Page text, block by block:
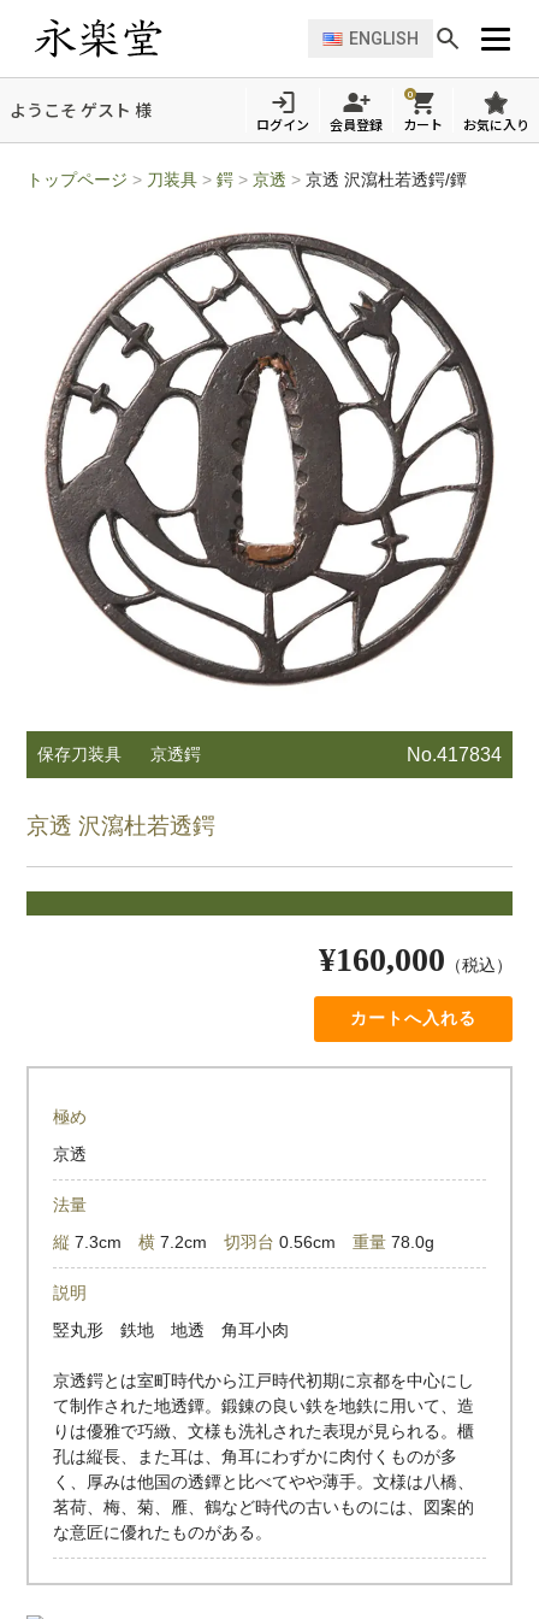
ENGLISH
ようこそ ゲスト 様
ログイン 会員登録
0
カート お気に入り
トップページ > 刀装具 >鍔 >京透 >京透 沢瀉杜若透鍔/鐔
保存刀装具 京透鍔 No.417834
京透 沢瀉杜若透鍔
¥160,000 （税込）
極め
京透
法量
縦 7.3cm横 7.2cm切羽台 0.56cm重量 78.0g
説明
竪丸形 鉄地 地透 角耳小肉
京透鍔とは室町時代から江戸時代初期に京都を中心にし
て制作された地透鐔。鍛錬の良い鉄を地鉄に用いて、造
りは優雅で巧緻、文様も洗礼された表現が見られる。櫃
孔は縦長、また耳は、角耳にわずかに肉付くものが多
く、厚みは他国の透鐔と比べてやや薄手。文様は八橋、
茗荷、梅、菊、雁、鶴など時代の古いものには、図案的
な意匠に優れたものがある。